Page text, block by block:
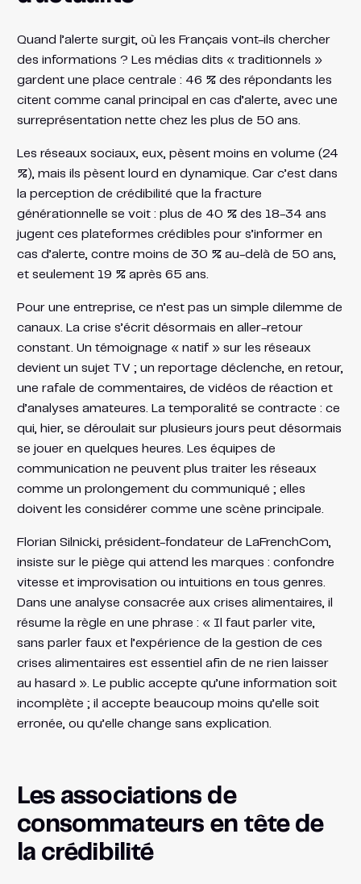
Quand l’alerte surgit, où les Français vont-ils chercher
des informations ? Les médias dits « traditionnels »
gardent une place centrale : 46 % des répondants les
citent comme canal principal en cas d’alerte, avec une
surreprésentation nette chez les plus de 50 ans.
Les réseaux sociaux, eux, pèsent moins en volume (24
%), mais ils pèsent lourd en dynamique. Car c’est dans
la perception de crédibilité que la fracture
générationnelle se voit : plus de 40 % des 18-34 ans
jugent ces plateformes crédibles pour s’informer en
cas d’alerte, contre moins de 30 % au-delà de 50 ans,
et seulement 19 % après 65 ans.
Pour une entreprise, ce n’est pas un simple dilemme de
canaux. La crise s’écrit désormais en aller-retour
constant. Un témoignage « natif » sur les réseaux
devient un sujet TV ; un reportage déclenche, en retour,
une rafale de commentaires, de vidéos de réaction et
d’analyses amateures. La temporalité se contracte : ce
qui, hier, se déroulait sur plusieurs jours peut désormais
se jouer en quelques heures. Les équipes de
communication ne peuvent plus traiter les réseaux
comme un prolongement du communiqué ; elles
doivent les considérer comme une scène principale.
Florian Silnicki, président-fondateur de LaFrenchCom,
insiste sur le piège qui attend les marques : confondre
vitesse et improvisation ou intuitions en tous genres.
Dans une analyse consacrée aux crises alimentaires, il
résume la règle en une phrase : « Il faut parler vite,
sans parler faux et l’expérience de la gestion de ces
crises alimentaires est essentiel afin de ne rien laisser
au hasard ». Le public accepte qu’une information soit
incomplète ; il accepte beaucoup moins qu’elle soit
erronée, ou qu’elle change sans explication.
Les associations de
consommateurs en tête de
la crédibilité